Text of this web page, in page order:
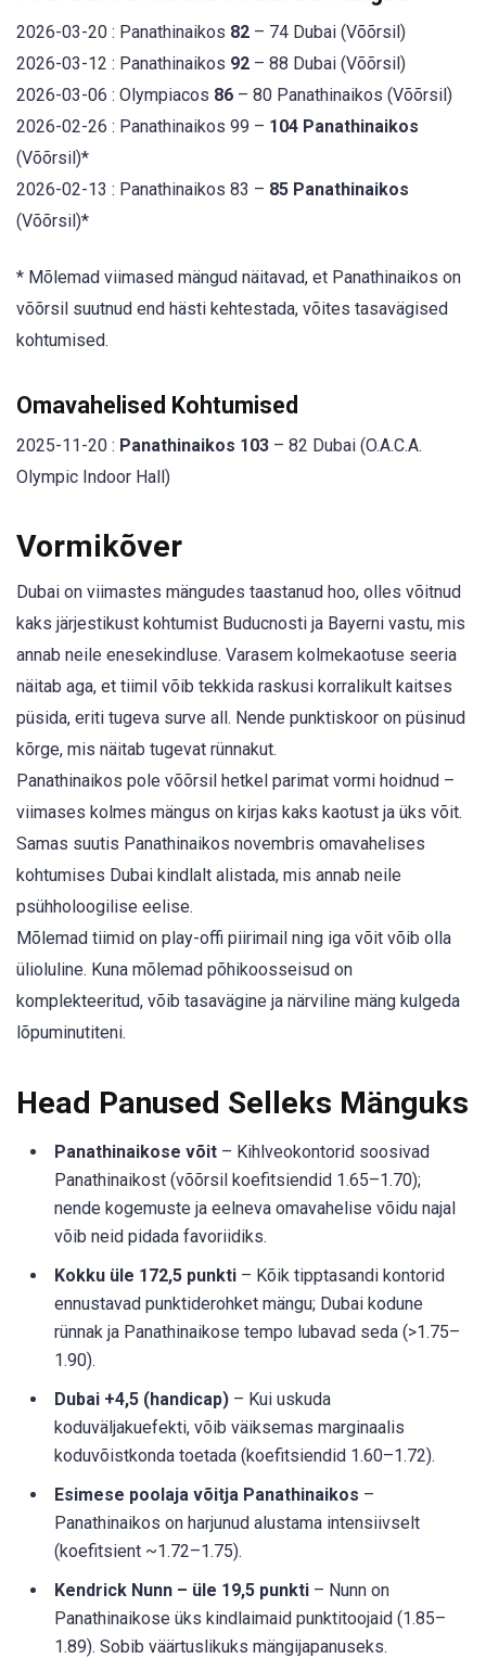
2026-03-20 : Panathinaikos 82 – 74 Dubai (Võõrsil)
2026-03-12 : Panathinaikos 92 – 88 Dubai (Võõrsil)
2026-03-06 : Olympiacos 86 – 80 Panathinaikos (Võõrsil)
2026-02-26 : Panathinaikos 99 – 104 Panathinaikos
(Võõrsil)*
2026-02-13 : Panathinaikos 83 – 85 Panathinaikos
(Võõrsil)*
* Mõlemad viimased mängud näitavad, et Panathinaikos on
võõrsil suutnud end hästi kehtestada, võites tasavägised
kohtumised.
Omavahelised Kohtumised
2025-11-20 : Panathinaikos 103 – 82 Dubai (O.A.C.A.
Olympic Indoor Hall)
Vormikõver
Dubai on viimastes mängudes taastanud hoo, olles võitnud
kaks järjestikust kohtumist Buducnosti ja Bayerni vastu, mis
annab neile enesekindluse. Varasem kolmekaotuse seeria
näitab aga, et tiimil võib tekkida raskusi korralikult kaitses
püsida, eriti tugeva surve all. Nende punktiskoor on püsinud
kõrge, mis näitab tugevat rünnakut.
Panathinaikos pole võõrsil hetkel parimat vormi hoidnud –
viimases kolmes mängus on kirjas kaks kaotust ja üks võit.
Samas suutis Panathinaikos novembris omavahelises
kohtumises Dubai kindlalt alistada, mis annab neile
psühholoogilise eelise.
Mõlemad tiimid on play-offi piirimail ning iga võit võib olla
ülioluline. Kuna mõlemad põhikoosseisud on
komplekteeritud, võib tasavägine ja närviline mäng kulgeda
lõpuminutiteni.
Head Panused Selleks Mänguks
Panathinaikose võit – Kihlveokontorid soosivad
Panathinaikost (võõrsil koefitsiendid 1.65–1.70);
nende kogemuste ja eelneva omavahelise võidu najal
võib neid pidada favoriidiks.
Kokku üle 172,5 punkti – Kõik tipptasandi kontorid
ennustavad punktiderohket mängu; Dubai kodune
rünnak ja Panathinaikose tempo lubavad seda (>1.75–
1.90).
Dubai +4,5 (handicap) – Kui uskuda
koduväljakuefekti, võib väiksemas marginaalis
koduvõistkonda toetada (koefitsiendid 1.60–1.72).
Esimese poolaja võitja Panathinaikos –
Panathinaikos on harjunud alustama intensiivselt
(koefitsient ~1.72–1.75).
Kendrick Nunn – üle 19,5 punkti – Nunn on
Panathinaikose üks kindlaimaid punktitoojaid (1.85–
1.89). Sobib väärtuslikuks mängijapanuseks.